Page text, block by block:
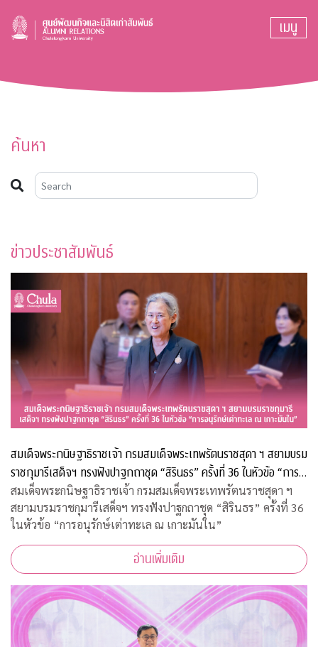
เมนู
ค้นหา
ข่าวประชาสัมพันธ์
สมเด็จพระกนิษฐาธิราชเจ้า กรมสมเด็จพระเทพรัตนราชสุดา ฯ สยามบรม
ราชกุมารีเสด็จฯ ทรงฟังปาฐกถาชุด “สิรินธร” ครั้งที่ 36 ในหัวข้อ “การ
อนุรักษ์เต่าทะเล ณ เกาะมันใน”
สมเด็จพระกนิษฐาธิราชเจ้า กรมสมเด็จพระเทพรัตนราชสุดา ฯ
สยามบรมราชกุมารีเสด็จฯ ทรงฟังปาฐกถาชุด “สิรินธร” ครั้งที่ 36
ในหัวข้อ “การอนุรักษ์เต่าทะเล ณ เกาะมันใน”
อ่านเพิ่มเติม